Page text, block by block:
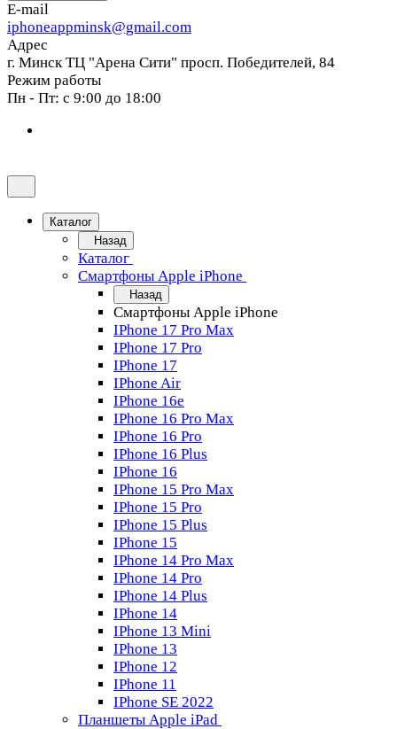
E-mail
iphoneappminsk@gmail.com
Адрес
г. Минск ТЦ "Арена Сити" просп. Победителей, 84
Режим работы
Пн - Пт: с 9:00 до 18:00
Каталог
Назад
Каталог
Смартфоны Apple iPhone
Назад
Смартфоны Apple iPhone
IPhone 17 Pro Max
IPhone 17 Pro
IPhone 17
IPhone Air
IPhone 16e
IPhone 16 Pro Max
IPhone 16 Pro
IPhone 16 Plus
IPhone 16
IPhone 15 Pro Max
IPhone 15 Pro
IPhone 15 Plus
IPhone 15
IPhone 14 Pro Max
IPhone 14 Pro
IPhone 14 Plus
IPhone 14
IPhone 13 Mini
IPhone 13
IPhone 12
IPhone 11
IPhone SE 2022
Планшеты Apple iPad